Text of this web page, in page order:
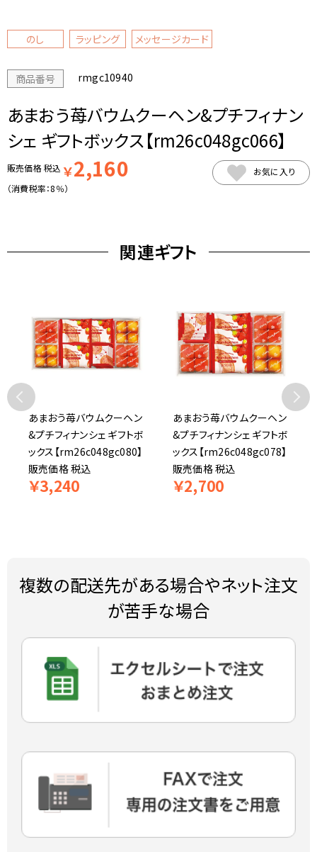
のし ラッピング メッセージカード
商品番号 rmgc10940
あまおう苺バウムクーヘン&プチフィナン
シェ ギフトボックス【rm26c048gc066】
販売価格税込 ￥2,160
（消費税率：8％）
お気に入り
関連ギフト
あまおう苺バウムクーヘン
&プチフィナンシェ ギフトボ
ックス【rm26c048gc080】
販売価格税込
￥3,240
あまおう苺バウムクーヘン
&プチフィナンシェ ギフトボ
ックス【rm26c048gc078】
販売価格税込
￥2,700
複数の配送先がある場合やネット注文
が苦手な場合